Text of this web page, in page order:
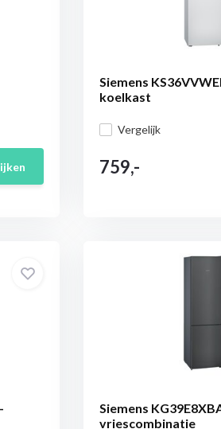
Siemens
koelkast
Vergelijk
759,-
Siemens
vriescombinatie